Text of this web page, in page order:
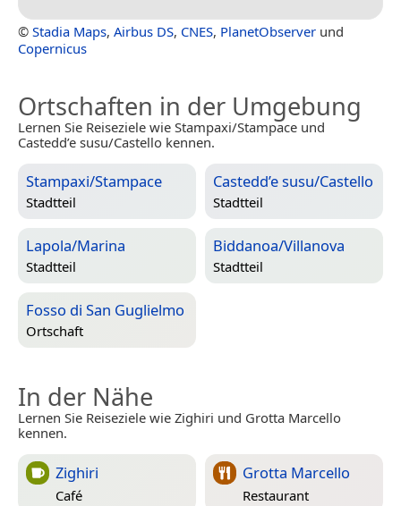
© Stadia Maps, Airbus DS, CNES, PlanetObserver und
Copernicus
Ortschaften in der Umgebung
Lernen Sie Reiseziele wie Stampaxi/Stampace und
Castedd’e susu/Castello kennen.
Stampaxi/Stampace
Stadtteil
Castedd’e susu/Castello
Stadtteil
Lapola/Marina
Stadtteil
Biddanoa/Villanova
Stadtteil
Fosso di San Guglielmo
Ortschaft
In der Nähe
Lernen Sie Reiseziele wie Zighiri und Grotta Marcello
kennen.
Zighiri
Café
Grotta Marcello
Restaurant